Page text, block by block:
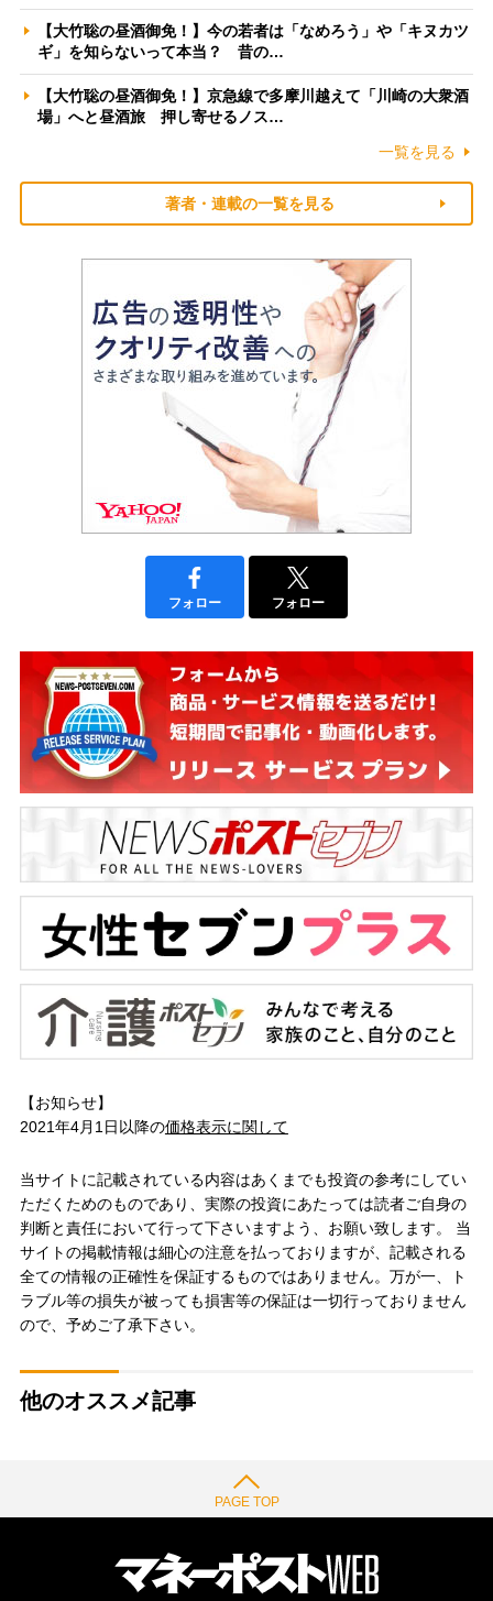
【大竹聡の昼酒御免！】今の若者は「なめろう」や「キヌカツ
ギ」を知らないって本当？ 昔の…
【大竹聡の昼酒御免！】京急線で多摩川越えて「川崎の大衆酒
場」へと昼酒旅 押し寄せるノス…
一覧を見る
著者・連載の一覧を見る
フォロー フォロー
【お知らせ】
2021年4月1日以降の価格表示に関して
当サイトに記載されている内容はあくまでも投資の参考にしてい
ただくためのものであり、実際の投資にあたっては読者ご自身の
判断と責任において行って下さいますよう、お願い致します。 当
サイトの掲載情報は細心の注意を払っておりますが、記載される
全ての情報の正確性を保証するものではありません。万が一、ト
ラブル等の損失が被っても損害等の保証は一切行っておりません
ので、予めご了承下さい。
他のオススメ記事
PAGE TOP